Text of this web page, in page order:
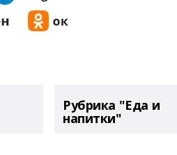
Рубрика "Еда и
напитки"